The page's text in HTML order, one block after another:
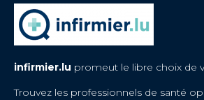
infirmier.lu promeut le libre choix de
Trouvez les professionnels de santé